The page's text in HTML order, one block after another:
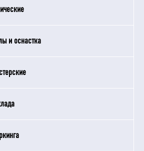
и оснастка